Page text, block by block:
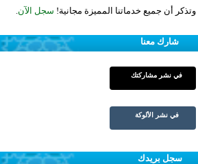
وتذكر أن جميع خدماتنا المميزة مجانية! سجل الآن
شارك معنا
في نشر مشاركتك
في نشر الألوكة
سجل بريدك